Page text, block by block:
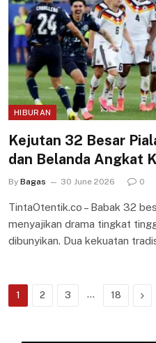
HIBURAN
Kejutan 32 Besar
dan Belanda Angkat
By Bagas 30 June 2026 0
TintaOtentik.co – Babak 32
menyajikan drama tingkat
dibunyikan. Dua kekuatan
1 2 3 … 18 Next